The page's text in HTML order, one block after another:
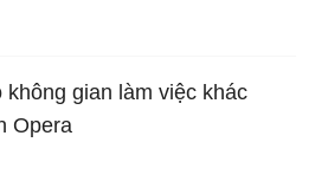
không gian làm việc khác
Opera